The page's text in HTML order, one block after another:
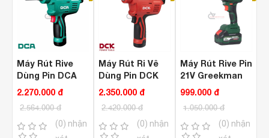
Máy Rút Rive
Dùng Pin DCA
ADPM50Z
2.270.000 đ
2.564.000 đ
(0) nhận
Máy Rút Ri Vê
Dùng Pin DCK
KDPM50
2.350.000 đ
2.420.000 đ
(0) nhận
Máy Rút Rive Pin
21V Greekman
GR-RIV315 ( 2.4-
Pin & Sạc )
999.000 đ
1.050.000 đ
(0) nhận